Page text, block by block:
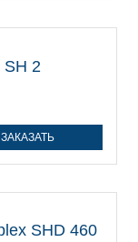
ЗАКАЗАТЬ